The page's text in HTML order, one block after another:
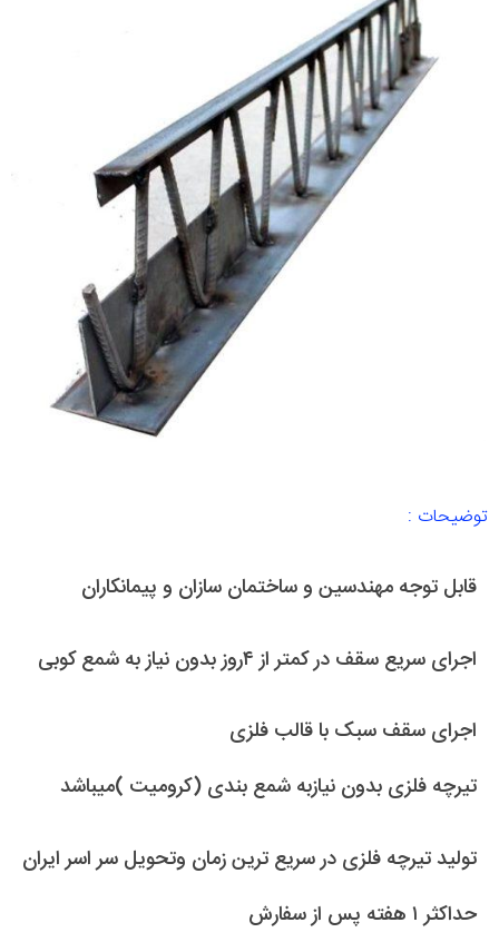
توضیحات :
قابل توجه مهندسین و ساختمان سازان و پیمانکاران
اجرای سریع سقف در کمتر از ۴روز بدون نیاز به شمع کوبی
اجرای سقف سبک با قالب فلزی
تیرچه فلزی بدون نیازبه شمع بندی (کرومیت )میباشد
تولید تیرچه فلزی در سریع ترین زمان وتحویل سر اسر ایران
حداکثر ۱ هفته پس از سفارش